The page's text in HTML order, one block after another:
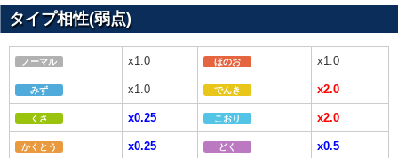
タイプ相性(弱点)
ノーマル x1.0 ほのお x1.0
みず x1.0 でんき x2.0
くさ x0.25 こおり x2.0
かくとう x0.25 どく x0.5